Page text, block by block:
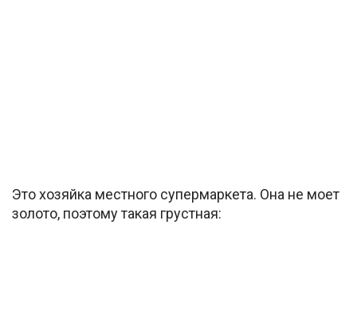
Это хозяйка местного супермаркета. Она не моет
золото, поэтому такая грустная: